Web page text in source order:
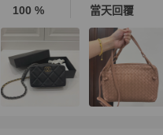
100 % 當天回覆